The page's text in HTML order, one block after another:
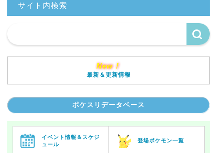
サイト内検索
New！
最新＆更新情報
ポケスリデータベース
イベント情報＆スケジ
ュール
登場ポケモン一覧